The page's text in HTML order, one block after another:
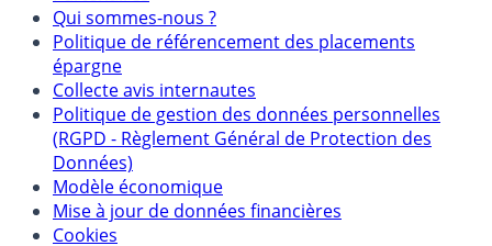
Mentions légales et Conditions d’utilisation
Partenaires
Qui sommes-nous ?
Politique de référencement des placements
épargne
Collecte avis internautes
Politique de gestion des données personnelles
(RGPD - Règlement Général de Protection des
Données)
Modèle économique